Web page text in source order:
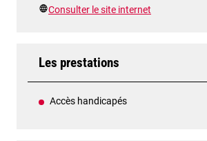
Consulter le site internet
Les prestations
Accès handicapés